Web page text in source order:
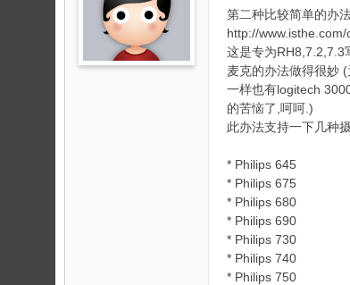
第二种比较简单的办
http://
这是专为RH8,7.2,7.3
麦克的办法做得很妙
一样也有logitech
的苦恼了,呵呵.)
此办法支持一下几种
* Philips 645
* Philips 675
* Philips 680
* Philips 690
* Philips 730
* Philips 740
* Philips 750